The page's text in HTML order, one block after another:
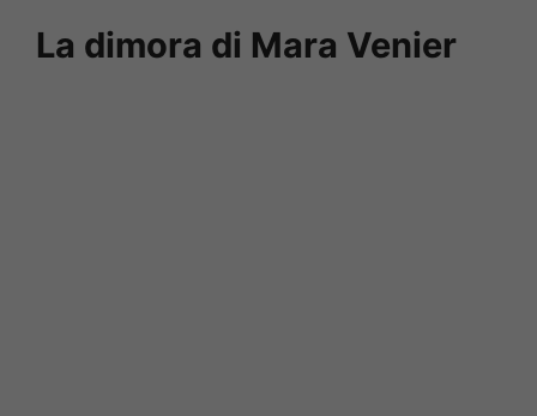
La dimora di Mara Venier